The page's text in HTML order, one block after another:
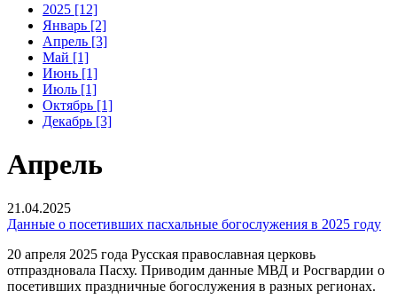
2025 [12]
Январь [2]
Апрель [3]
Май [1]
Июнь [1]
Июль [1]
Октябрь [1]
Декабрь [3]
Апрель
21.04.2025
Данные о посетивших пасхальные богослужения в 2025 году
20 апреля 2025 года Русская православная церковь
отпраздновала Пасху. Приводим данные МВД и Росгвардии о
посетивших праздничные богослужения в разных регионах.